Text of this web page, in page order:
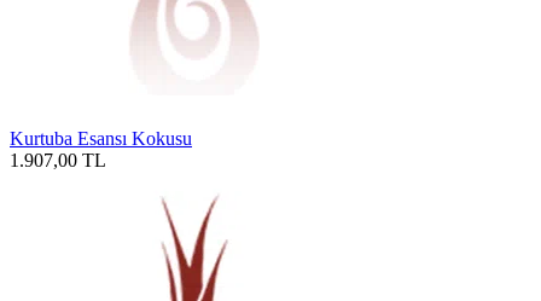
Kurtuba Esansı Kokusu
1.907,00 TL